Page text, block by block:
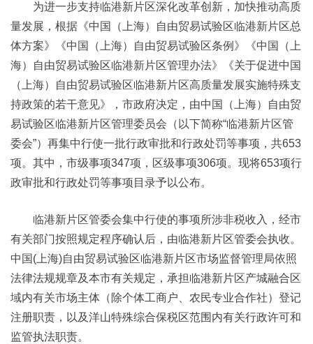
为进一步支持临港新片区深化改革创新，加快推动高质
量发展，根据《中国（上海）自由贸易试验区临港新片区总
体方案》《中国（上海）自由贸易试验区条例》《中国（上
海）自由贸易试验区临港新片区管理办法》《关于促进中国
（上海）自由贸易试验区临港新片区高质量发展实施特殊支
持政策的若干意见》，市政府决定，由中国（上海）自由贸
易试验区临港新片区管理委员会（以下简称“临港新片区管
委会”）再集中行使一批行政审批和行政处罚等事项，共653
项。其中，市级事项347项，区级事项306项。现将653项行
政审批和行政处罚等事项目录予以公布。
临港新片区管委会集中行使的事项所涉非税收入，经市
有关部门按照规定程序确认后，由临港新片区管委会执收。
中国(上海)自由贸易试验区临港新片区市场监督管理局依照
法律法规规章及本市有关规定，承担临港新片区产城融合区
域内有关市场主体（除个体工商户、农民专业合作社）登记
注册职责，以及洋山特殊综合保税区范围内有关行政许可和
监管执法职责。